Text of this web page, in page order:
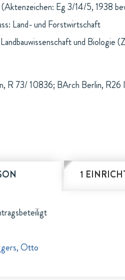
(Aktenzeichen: Eg 3/14/5, 1938
Land- und Forstwirtschaft
und Biologie
R 73/ 10836; BArch Berlin, R26
1
Otto